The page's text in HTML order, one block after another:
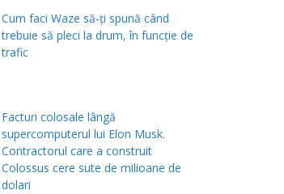
Cum faci Waze să-ți spună când
trebuie să pleci la drum, în funcție de
trafic
Facturi colosale lângă
supercomputerul lui Elon Musk.
Contractorul care a construit
Colossus cere sute de milioane de
dolari